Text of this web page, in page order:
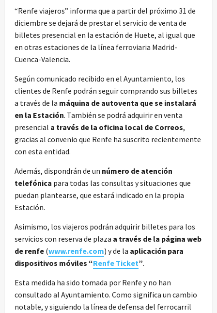
“Renfe viajeros” informa que a partir del próximo 31 de
diciembre se dejará de prestar el servicio de venta de
billetes presencial en la estación de Huete, al igual que
en otras estaciones de la línea ferroviaria Madrid-
Cuenca-Valencia.
Según comunicado recibido en el Ayuntamiento, los
clientes de Renfe podrán seguir comprando sus billetes
a través de la máquina de autoventa que se instalará
en la Estación. También se podrá adquirir en venta
presencial a través de la oficina local de Correos,
gracias al convenio que Renfe ha suscrito recientemente
con esta entidad.
Además, dispondrán de un número de atención
telefónica para todas las consultas y situaciones que
puedan plantearse, que estará indicado en la propia
Estación.
Asimismo, los viajeros podrán adquirir billetes para los
servicios con reserva de plaza a través de la página web
de renfe (www.renfe.com) y de la aplicación para
dispositivos móviles “Renfe Ticket”.
Esta medida ha sido tomada por Renfe y no han
consultado al Ayuntamiento. Como significa un cambio
notable, y siguiendo la línea de defensa del ferrocarril